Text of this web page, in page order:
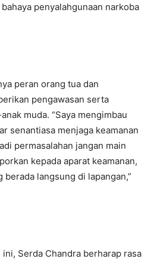
penyalahgunaan narkoba
peran orang tua dan
pengawasan serta
muda. “Saya mengimbau
senantiasa menjaga keamanan
permasalahan jangan main
kepada aparat keamanan,
berada langsung di lapangan,”
Serda Chandra berharap rasa